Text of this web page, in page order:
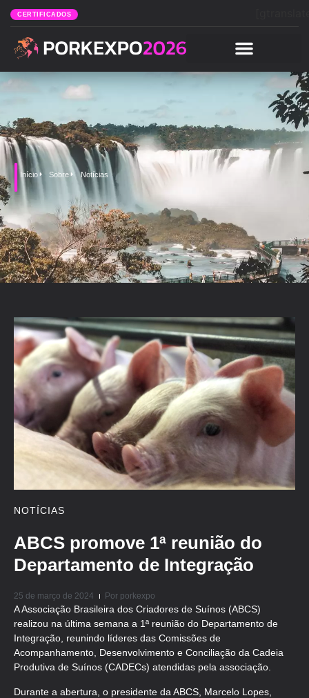
CERTIFICADOS
Início Sobre Notícias
NOTÍCIAS
ABCS promove 1ª reunião do
Departamento de Integração
25 de março de 2024 Por porkexpo
A Associação Brasileira dos Criadores de Suínos (ABCS)
realizou na última semana a 1ª reunião do Departamento de
Integração, reunindo líderes das Comissões de
Acompanhamento, Desenvolvimento e Conciliação da Cadeia
Produtiva de Suínos (CADECs) atendidas pela associação.
Durante a abertura, o presidente da ABCS, Marcelo Lopes,